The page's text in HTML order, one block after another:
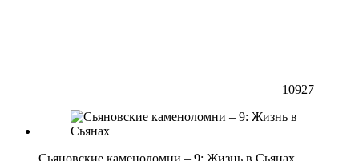
10927
Сьяновские каменоломни – 9: Жизнь в Сьянах